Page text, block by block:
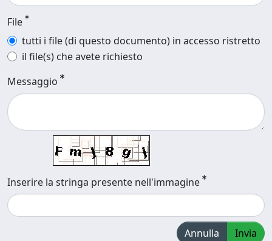
File
tutti i file (di questo documento) in accesso ristretto
il file(s) che avete richiesto
Messaggio
Inserire la stringa presente nell'immagine
Annulla Invia